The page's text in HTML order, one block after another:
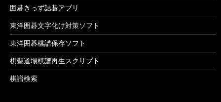
囲碁きっず詰碁アプリ
東洋囲碁文字化け対策ソフト
東洋囲碁棋譜保存ソフト
棋聖道場棋譜再生スクリプト
棋譜検索